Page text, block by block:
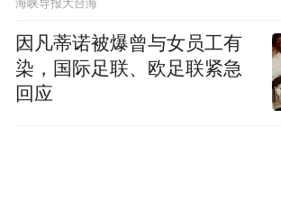
​海峡导报大台海
因凡蒂诺被爆曾与女员工有
染，国际足联、欧足联紧急
回应